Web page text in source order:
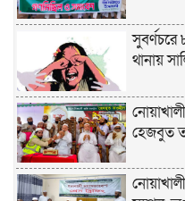
থানায়
হেজবুত